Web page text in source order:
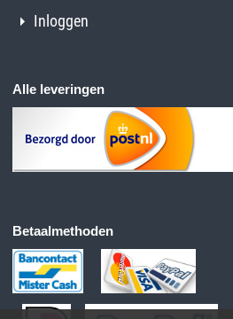
Inloggen
Alle leveringen
Betaalmethoden